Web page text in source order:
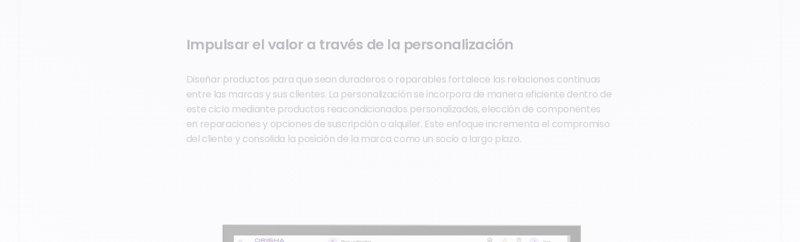
Impulsar el valor a través de la personalización
Diseñar productos para que sean duraderos o reparables fortalece las relaciones continuas
entre las marcas y sus clientes. La personalización se incorpora de manera eficiente dentro de
este ciclo mediante productos reacondicionados personalizados, elección de componentes
en reparaciones y opciones de suscripción o alquiler. Este enfoque incrementa el compromiso
del cliente y consolida la posición de la marca como un socio a largo plazo.